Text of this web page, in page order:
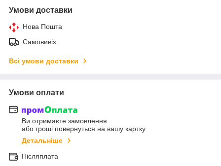
Умови доставки
Нова Пошта
Самовивіз
Всі умови доставки
Умови оплати
Ви отримаєте замовлення
або гроші повернуться на вашу картку
Детальніше
Післяплата